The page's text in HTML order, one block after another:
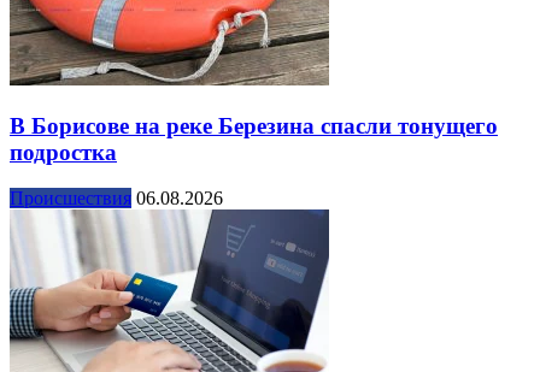
В Борисове на реке Березина спасли тонущего
подростка
Происшествия 06.08.2026